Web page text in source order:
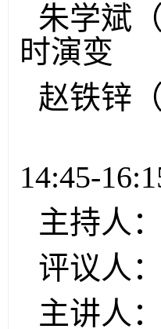
朱学斌
时演变
赵铁锌
14:45-
主持人
评议人
主讲人：